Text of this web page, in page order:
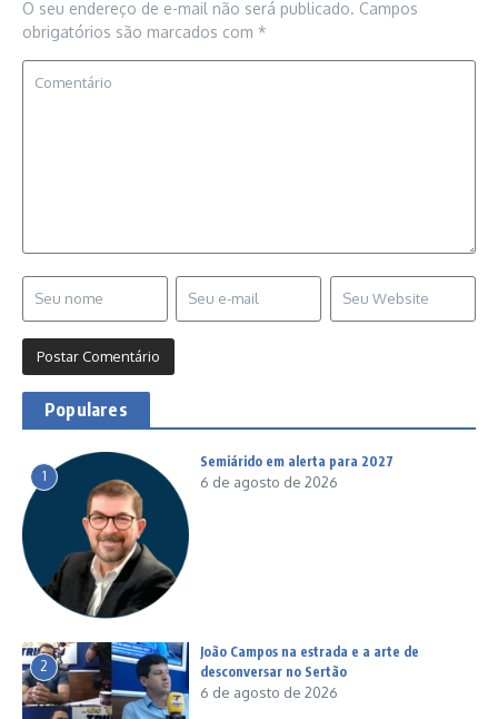
O seu endereço de e-mail não será publicado. Campos
obrigatórios são marcados com *
Populares
1
Semiárido em alerta para 2027
6 de agosto de 2026
2
João Campos na estrada e a arte de
desconversar no Sertão
6 de agosto de 2026